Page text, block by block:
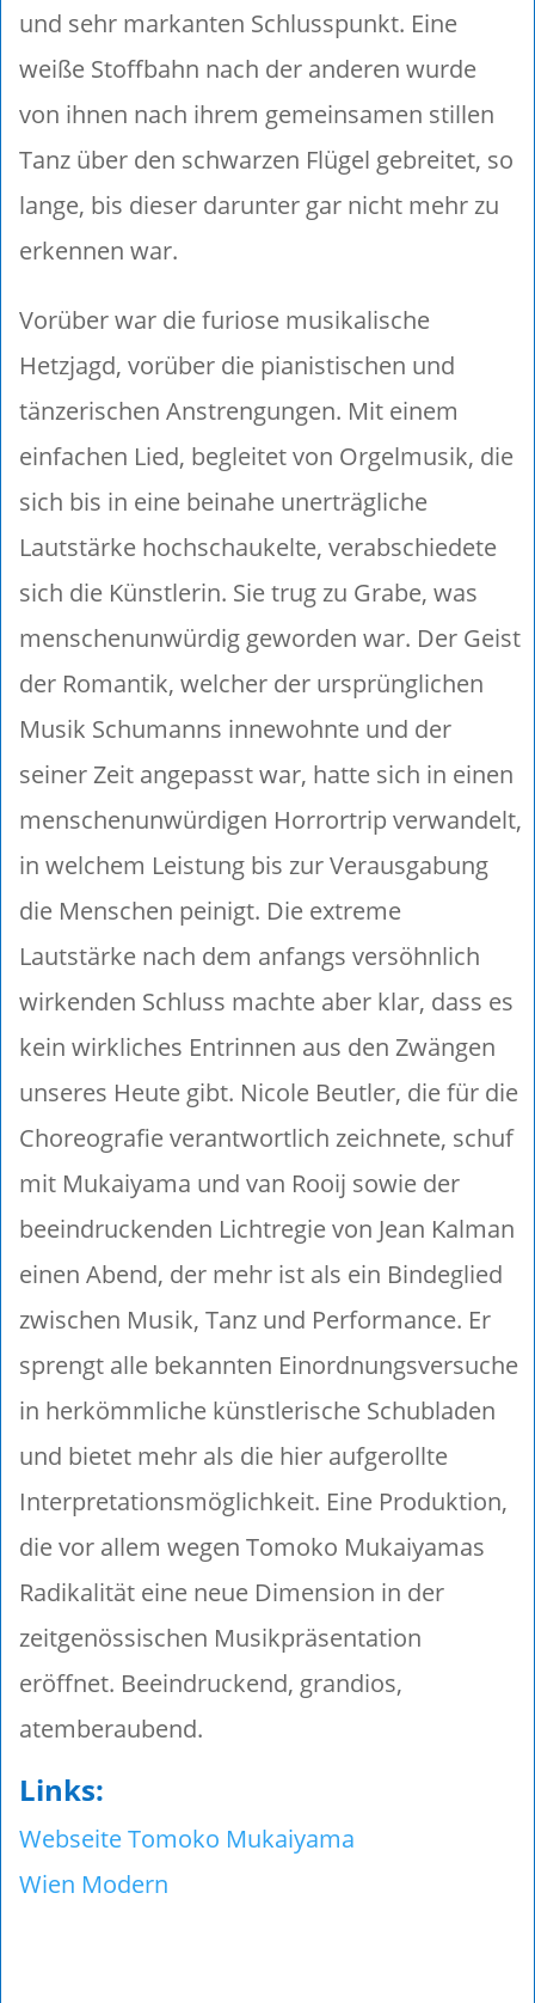
und sehr markanten Schlusspunkt. Eine
weiße Stoffbahn nach der anderen wurde
von ihnen nach ihrem gemeinsamen stillen
Tanz über den schwarzen Flügel gebreitet, so
lange, bis dieser darunter gar nicht mehr zu
erkennen war.
Vorüber war die furiose musikalische
Hetzjagd, vorüber die pianistischen und
tänzerischen Anstrengungen. Mit einem
einfachen Lied, begleitet von Orgelmusik, die
sich bis in eine beinahe unerträgliche
Lautstärke hochschaukelte, verabschiedete
sich die Künstlerin. Sie trug zu Grabe, was
menschenunwürdig geworden war. Der Geist
der Romantik, welcher der ursprünglichen
Musik Schumanns innewohnte und der
seiner Zeit angepasst war, hatte sich in einen
menschenunwürdigen Horrortrip verwandelt,
in welchem Leistung bis zur Verausgabung
die Menschen peinigt. Die extreme
Lautstärke nach dem anfangs versöhnlich
wirkenden Schluss machte aber klar, dass es
kein wirkliches Entrinnen aus den Zwängen
unseres Heute gibt. Nicole Beutler, die für die
Choreografie verantwortlich zeichnete, schuf
mit Mukaiyama und van Rooij sowie der
beeindruckenden Lichtregie von Jean Kalman
einen Abend, der mehr ist als ein Bindeglied
zwischen Musik, Tanz und Performance. Er
sprengt alle bekannten Einordnungsversuche
in herkömmliche künstlerische Schubladen
und bietet mehr als die hier aufgerollte
Interpretationsmöglichkeit. Eine Produktion,
die vor allem wegen Tomoko Mukaiyamas
Radikalität eine neue Dimension in der
zeitgenössischen Musikpräsentation
eröffnet. Beeindruckend, grandios,
atemberaubend.
Links:
Webseite Tomoko Mukaiyama
Wien Modern